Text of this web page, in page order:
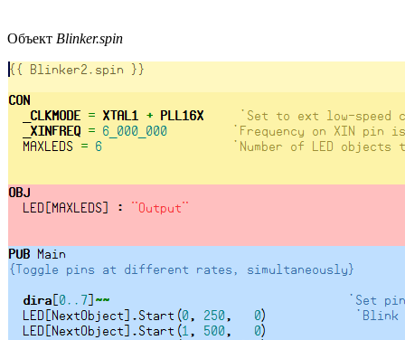
Объект Blinker.spin